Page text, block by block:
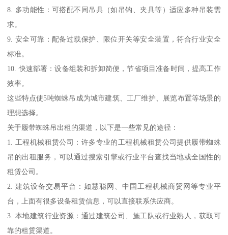
8. 多功能性：可搭配不同吊具（如吊钩、夹具等）适应多种吊装需
求。
9. 安全可靠：配备过载保护、限位开关等安全装置，符合行业安全
标准。
10. 快速部署：设备组装和拆卸简便，节省项目准备时间，提高工作
效率。
这些特点使5吨蜘蛛吊成为城市建筑、工厂维护、展览布置等场景的
理想选择。
关于履带蜘蛛吊出租的渠道，以下是一些常见的途径：
1. 工程机械租赁公司：许多专业的工程机械租赁公司提供履带蜘蛛
吊的出租服务，可以通过搜索引擎或行业平台查找当地或全国性的
租赁公司。
2. 建筑设备交易平台：如慧聪网、中国工程机械商贸网等专业平
台，上面有很多设备租赁信息，可以直接联系供应商。
3. 本地建筑行业资源：通过建筑公司、施工队或行业熟人，获取可
靠的租赁渠道。